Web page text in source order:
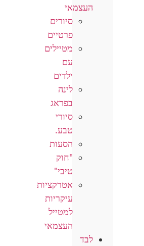
העצמאי
סיורים
פרטיים
מטיילים
עם
ילדים
לינה
בפראג
סיורי
טבע.
הסעות
"חוק
טיבי"
אטרקציות
עיקריות
למטייל
העצמאי
לבד